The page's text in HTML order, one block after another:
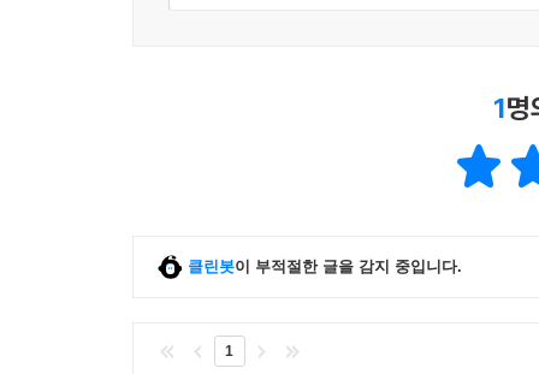
1명
클린봇이 부적절한 글을 감지 중입니다.
1